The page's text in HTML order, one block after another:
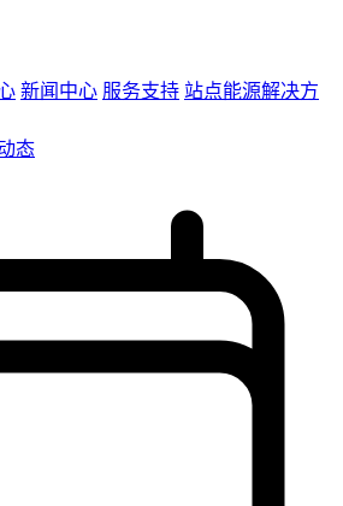
新闻中心 服务支持 站点能源解决方
态